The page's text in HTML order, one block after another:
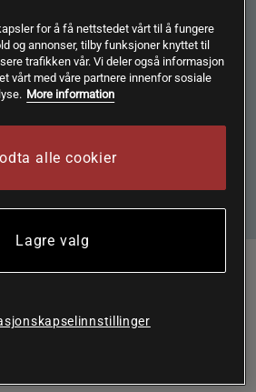
for å ikke gå glipp av tilbud og
med Bodystore sin
for å få nettstedet vårt til å fungere
og annonser, tilby funksjoner knyttet til
trafikken vår. Vi deler også informasjon
vårt med våre partnere innenfor sosiale
More information
alle cookier
Lagre valg